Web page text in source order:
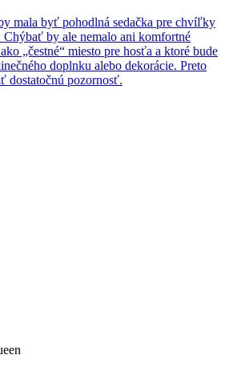
mala byť pohodlná sedačka pre chvíľky
Chýbať by ale nemalo ani komfortné
„čestné“ miesto pre hosťa a ktoré bude
doplnku alebo dekorácie. Preto
dostatočnú pozornosť.